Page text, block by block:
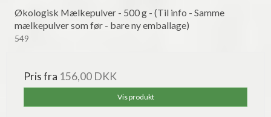
Økologisk Mælkepulver - 500 g - (Til info - Samme
mælkepulver som før - bare ny emballage)
549
Pris fra 156,00 DKK
Vis produkt